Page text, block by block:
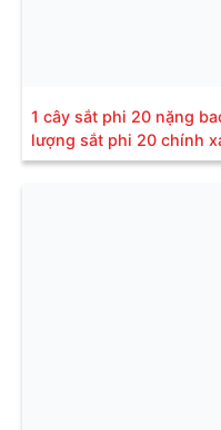
1 cây sắt phi 20 nặng
lượng sắt phi 20 chính